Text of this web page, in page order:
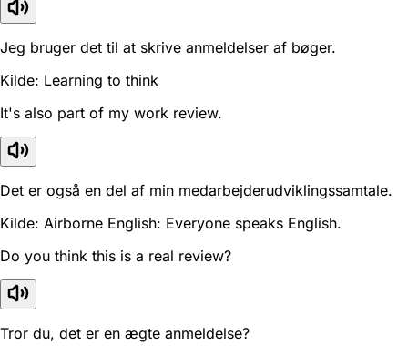
Jeg bruger det til at skrive anmeldelser af bøger.
Kilde: Learning to think
It's also part of my work review.
Det er også en del af min medarbejderudviklingssamtale.
Kilde: Airborne English: Everyone speaks English.
Do you think this is a real review?
Tror du, det er en ægte anmeldelse?